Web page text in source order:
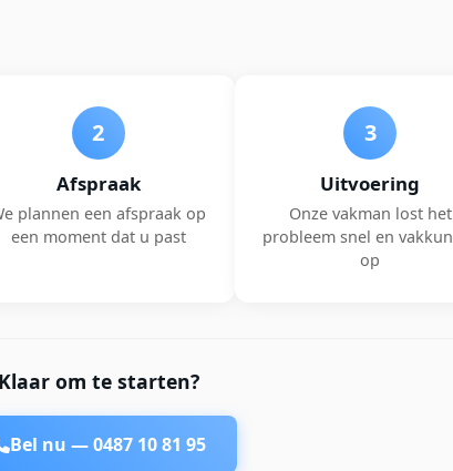
2
Afspraak
plannen een afspraak op
een moment dat u past
3
Uitvoering
Onze vakman lost het
probleem snel en
op
Klaar om te starten?
Bel nu —0487 10 81 95